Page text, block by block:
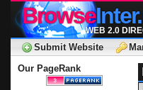
Browse
WEB 2.0
Submit Website
Our PageRank